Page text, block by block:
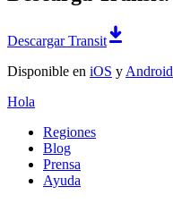
Descargar Transit
Disponible en iOS y Android
Hola
Regiones
Blog
Prensa
Ayuda